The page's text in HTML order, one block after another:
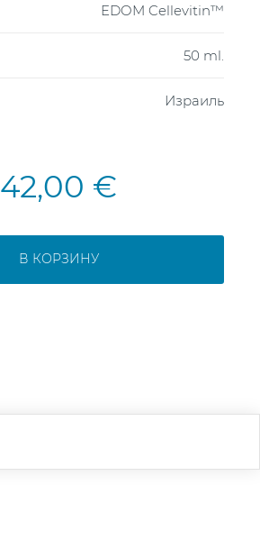
EDOM Cellevitin™
50 ml.
Израиль
42,00 €
В КОРЗИНУ